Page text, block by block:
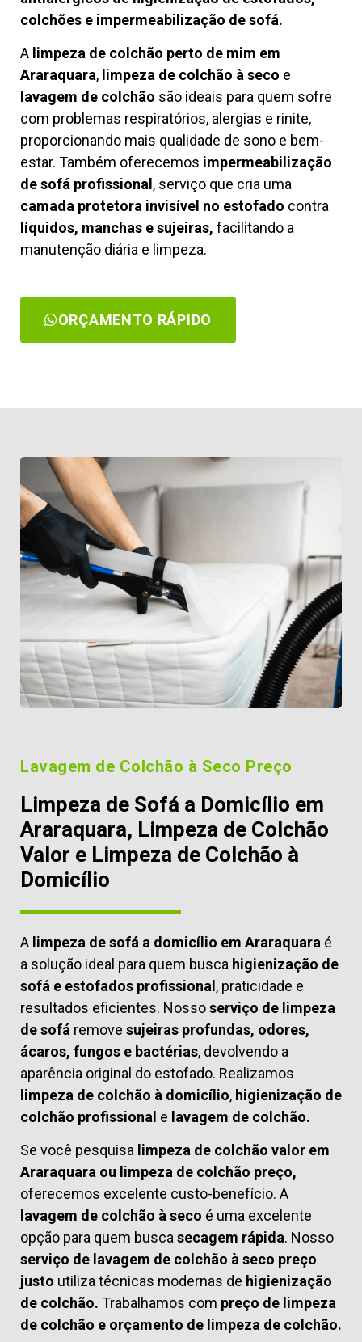
colchões e impermeabilização de sofá.
A limpeza de colchão perto de mim em
Araraquara, limpeza de colchão à seco e
lavagem de colchão são ideais para quem sofre
com problemas respiratórios, alergias e rinite,
proporcionando mais qualidade de sono e bem-
estar. Também oferecemos impermeabilização
de sofá profissional , serviço que cria uma
camada protetora invisível no estofado contra
líquidos, manchas e sujeiras, facilitando a
manutenção diária e limpeza.
ORÇAMENTO RÁPIDO
Lavagem de Colchão à Seco Preço
Limpeza de Sofá a Domicílio em
Araraquara, Limpeza de Colchão
Valor e Limpeza de Colchão à
Domicílio
A limpeza de sofá a domicílio em Araraquara é
a solução ideal para quem busca higienização de
sofá e estofados profissional, praticidade e
resultados eficientes. Nossoserviço de limpeza
de sofá remove sujeiras profundas, odores,
ácaros, fungos e bactérias, devolvendo a
aparência original do estofado. Realizamos
limpeza de colchão à domicílio, higienização de
colchão profissional e lavagem de colchão.
Se você pesquisa limpeza de colchão valor em
Araraquara ou limpeza de colchão preço,
oferecemos excelente custo-benefício. A
lavagem de colchão à seco é uma excelente
opção para quem busca secagem rápida. Nosso
serviço de lavagem de colchão à seco preço
justo utiliza técnicas modernas de higienização
de colchão. Trabalhamos com preço de limpeza
de colchão e orçamento de limpeza de colchão.